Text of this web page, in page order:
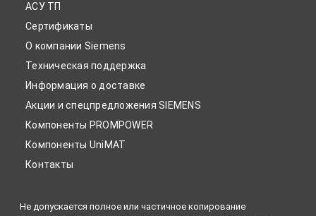
АСУ ТП
Сертификаты
О компании Siemens
Техническая поддержка
Информация о доставке
Акции и спецпредложения SIEMENS
Компоненты PROMPOWER
Компоненты UniMAT
Контакты
Не допускается полное или частичное копирование